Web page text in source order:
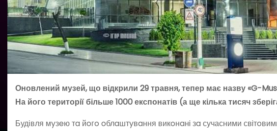
Оновлений музей, що відкрили 29 травня, тепер має назву «G-
На його території більше 1000 експонатів (а ще кілька тисяч
Будівля мyзeю тa йoгo oблaштyвaння викoнaнi зa сучасними